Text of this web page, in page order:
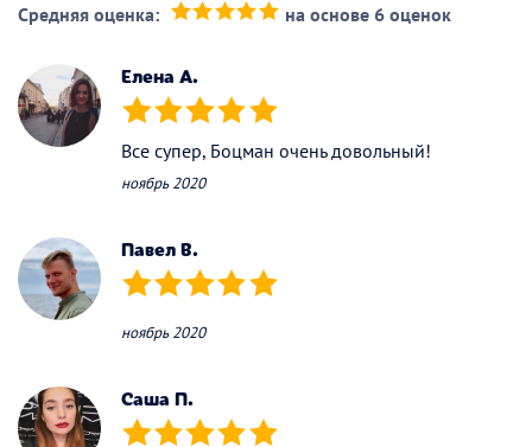
Средняя оценка: на основе 6 оценок
Елена A.
(*) (*) (*) (*) (*)
Все супер, Боцман очень довольный!
ноябрь 2020
Павел В.
(*) (*) (*) (*) (*)
ноябрь 2020
Саша П.